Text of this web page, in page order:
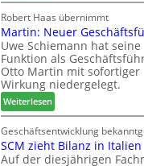
z
u
m
2
0
2
7
g
t
H
o
l
z
b
a
u
p
r
o
o
m
a
g
l
ä
d
t
z
u
m
Robert Haas übernimmt
Martin: Neuer
Uwe Schiemann hat seine
Funktion als
Otto Martin mit sofortiger
Wirkung niedergelegt.
Weiterlesen:
M
a
r
t
Geschäftsentwicklung
SCM zieht Bilanz in Italien
Auf der diesjährigen